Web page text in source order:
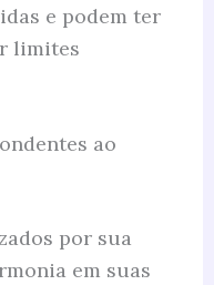
e podem ter
limites
ao
por sua
em suas